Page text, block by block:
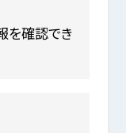
を確認でき